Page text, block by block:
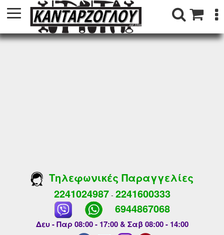
Τηλεφωνικές Παραγγελίες
2241024987- 2241600333
6944867068
Δευ - Παρ 08:00 - 17:00 & Σαβ 08:00 - 14:00